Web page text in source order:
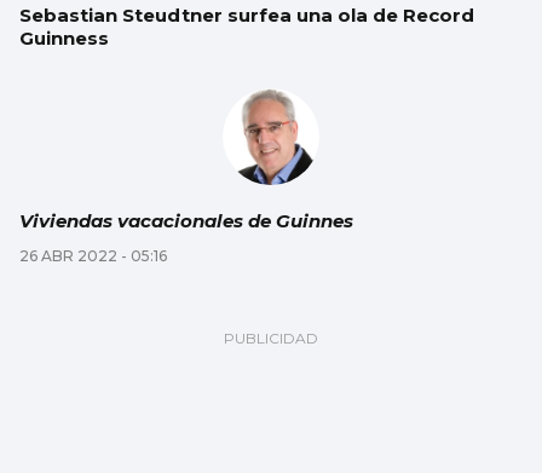
Sebastian Steudtner surfea una ola de Record
Guinness
Viviendas vacacionales de Guinnes
26 ABR 2022 - 05:16